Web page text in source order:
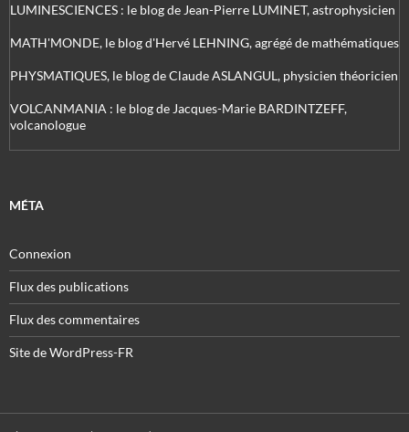
LUMINESCIENCES : le blog de Jean-Pierre LUMINET, astrophysicien
MATH'MONDE, le blog d'Hervé LEHNING, agrégé de mathématiques
PHYSMATIQUES, le blog de Claude ASLANGUL, physicien théoricien
VOLCANMANIA : le blog de Jacques-Marie BARDINTZEFF,
volcanologue
MÉTA
Connexion
Flux des publications
Flux des commentaires
Site de WordPress-FR